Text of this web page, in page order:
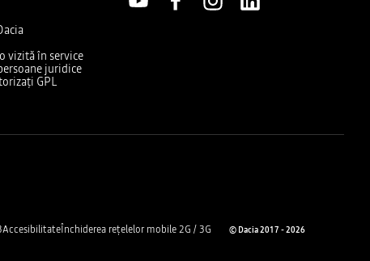
vizită în service
juridice
GPL
AccesibilitateÎnchiderea rețelelor mobile 2G / 3G © Dacia 2017 - 2026